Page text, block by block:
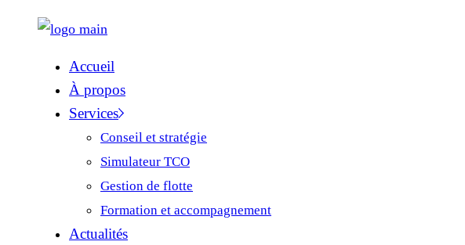
Accueil
À propos
Services
Conseil et stratégie
Simulateur TCO
Gestion de flotte
Formation et accompagnement
Actualités